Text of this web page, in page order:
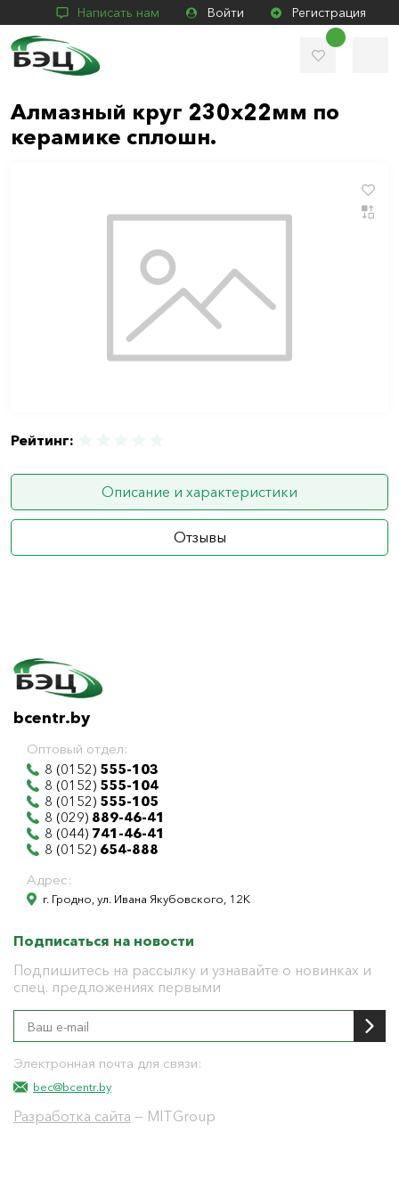
Написать нам Войти Регистрация
Алмазный круг 230х22мм по
керамике сплошн.
Рейтинг:
Описание и характеристики
Отзывы
bcentr.by
Оптовый отдел:
8 (0152) 555-103
8 (0152) 555-104
8 (0152) 555-105
8 (029) 889-46-41
8 (044) 741-46-41
8 (0152) 654-888
Адрес:
г. Гродно, ул. Ивана Якубовского, 12К
Подписаться на новости
Подпишитесь на рассылку и узнавайте о новинках и
спец. предложениях первыми
Электронная почта для связи:
bec@bcentr.by
Разработка сайта — MITGroup